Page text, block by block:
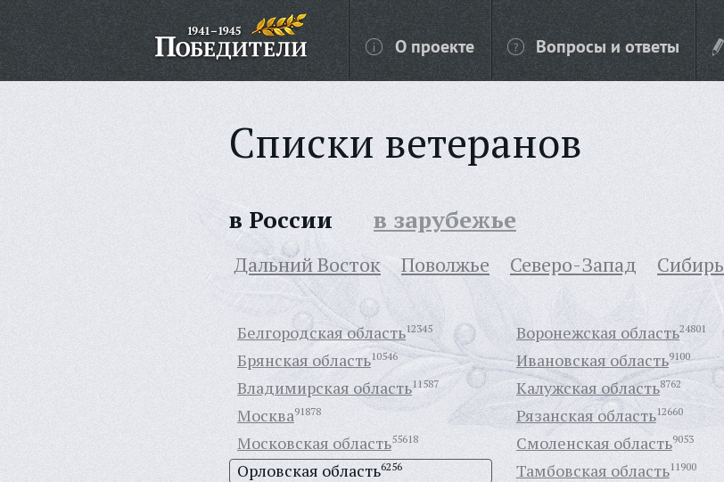
О проекте Вопросы и ответы
Списки ветеранов
в России в зарубежье
Дальний Восток Поволжье Северо-Запад Сибирь
Белгородская область12345
Брянская область10546
Владимирская область11587
Воронежская область24801
Ивановская область9100
Калужская область8762
Москва91878
Московская область55618
Орловская область6256
Рязанская область12660
Смоленская область9053
Тамбовская область11900